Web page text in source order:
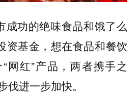
成功的绝味食品和饿了么
资基金，想在食品和餐饮
网红”产品，两者携手之
伐进一步加快。